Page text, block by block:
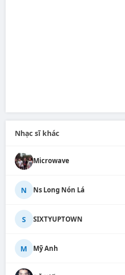
Nhạc sĩ khác
Microwave
N Ns Long Nón Lá
S SIXTYUPTOWN
M Mỹ Anh